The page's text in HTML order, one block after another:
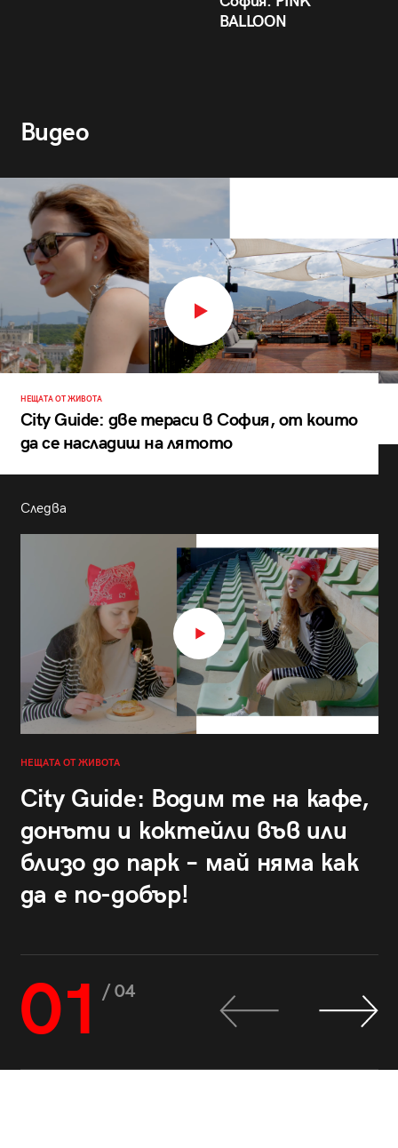
BALLOON
Видео
НЕЩАТА ОТ ЖИВОТА
City Guide: две тераси в София, от които
да се насладиш на лятото
Следва
НЕЩАТА ОТ ЖИВОТА
City Guide: Водим те на кафе,
донъти и коктейли във или
близо до парк – май няма как
да е по-добър!
01 / 04